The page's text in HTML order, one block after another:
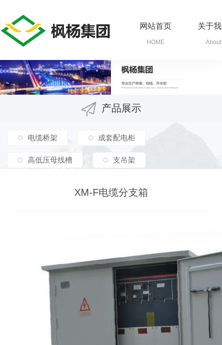
网站首页
HOME
关于
About
产品展示
电缆桥架 成套配电柜
高低压母线槽 支吊架
XM-F电缆分支箱